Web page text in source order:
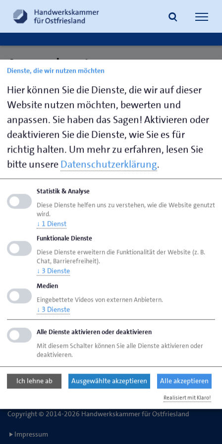
Suche
Ansprechpartner:
Anlagenbuchhaltung
Kromminga,
Gaby
04941
1797-81
g.kromminga@hwk-
aurich.de
Seite drucken
aktualisiert am 21. Dez. 2023
HWK Aurich Ansprechpartner
Bereiche
Anlagenbuchhaltung
Handwerkskammer für Ostfriesland
Straße des Handwerks 2
Telefon: 04941 1797-0
E-Mail:kontakt@hwk-aurich.de
Copyright © 2014-2026 Handwerkskammer für Ostfriesland
Impressum
Dienste, die wir nutzen möchten
Hier können Sie die Dienste, die wir auf dieser
Website nutzen möchten, bewerten und
anpassen. Sie haben das Sagen! Aktivieren oder
deaktivieren Sie die Dienste, wie Sie es für
richtig halten. Um mehr zu erfahren, lesen Sie
bitte unsereDatenschutzerklärung.
Statistik & Analyse
Diese Dienste helfen uns zu verstehen, wie die Website genutzt
wird.
↓ 1 Dienst
Funktionale Dienste
Diese Dienste erweitern die Funktionalität der Website (z. B.
Chat, Barrierefreiheit).
↓ 3 Dienste
Medien
Eingebettete Videos von externen Anbietern.
↓ 3 Dienste
Alle Dienste aktivieren oder deaktivieren
Mit diesem Schalter können Sie alle Dienste aktivieren oder
deaktivieren.
Ich lehne ab Ausgewählte akzeptieren Alle akzeptieren
Realisiert mit Klaro!